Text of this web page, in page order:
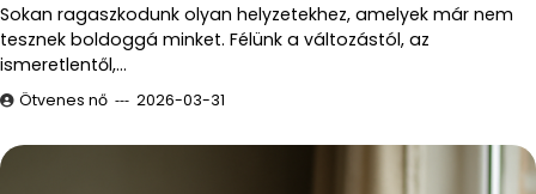
Sokan ragaszkodunk olyan helyzetekhez, amelyek már nem
tesznek boldoggá minket. Félünk a változástól, az
ismeretlentől,…
Ötvenes nő 2026-03-31